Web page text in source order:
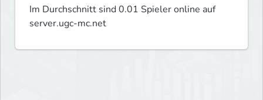
Im Durchschnitt sind 0.01 Spieler online auf
server.ugc-mc.net